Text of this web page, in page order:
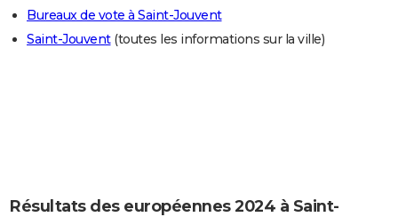
Art de vivre
Bien-être
Loisirs
Mode
Modes de vie
CARTE DE VOEUX
Bureaux de vote à Saint-Jouvent
Saint-Jouvent(toutes les informations sur la ville)
Résultats des européennes 2024 à Saint-